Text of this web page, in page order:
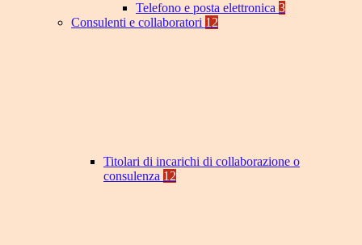
Telefono e posta elettronica 3
Consulenti e collaboratori 12
Titolari di incarichi di collaborazione o
consulenza 12